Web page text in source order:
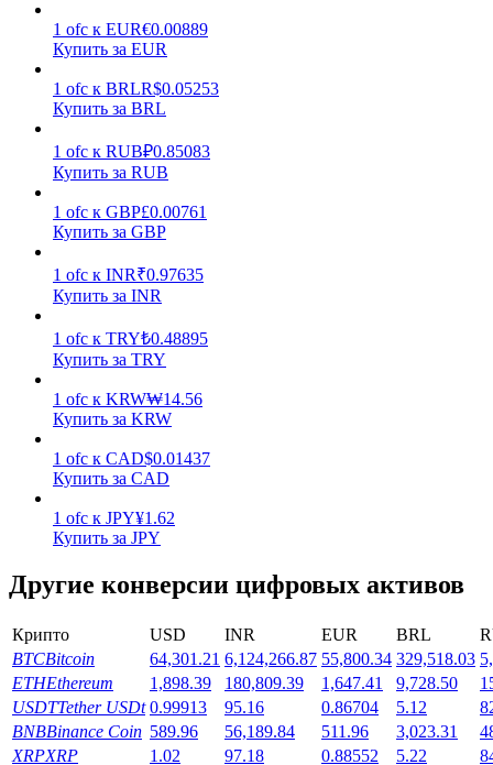
Торговые стратегии
Заработок
Силовая свинья
Получайте конкурентные награды ежедневно
1 ofc к EUR€0.00889
Купить за EUR
1 ofc к BRLR$0.05253
Купить за BRL
1 ofc к RUB₽0.85083
Купить за RUB
1 ofc к GBP£0.00761
Купить за GBP
1 ofc к INR₹0.97635
Купить за INR
1 ofc к TRY₺0.48895
Купить за TRY
1 ofc к KRW₩14.56
Купить за KRW
1 ofc к CAD$0.01437
Купить за CAD
1 ofc к JPY¥1.62
Купить за JPY
Другие конверсии цифровых активов
Крипто USD INR EUR BRL
BTCBitcoin 64,301.21 6,124,266.87 55,800.34 329,518.03
ETHEthereum 1,898.39 180,809.39 1,647.41 9,728.50
USDTTether USDt 0.99913 95.16 0.86704 5.12
BNBBinance Coin 589.96 56,189.84 511.96 3,023.31
XRPXRP 1.02 97.18 0.88552 5.22